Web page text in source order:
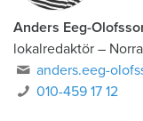
Anders Eeg-
lokalredaktör –
anders.eeg-
010-459 17 12